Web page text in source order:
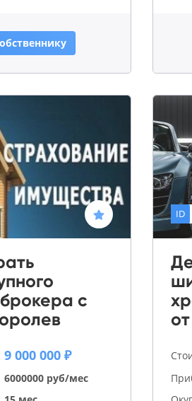
с
9 000 000 ₽
6000000 руб/мес
ID